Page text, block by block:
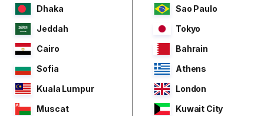
Dhaka
Sao Paulo
Jeddah
Tokyo
Cairo
Bahrain
Sofia
Athens
Kuala Lumpur
London
Muscat
Kuwait City